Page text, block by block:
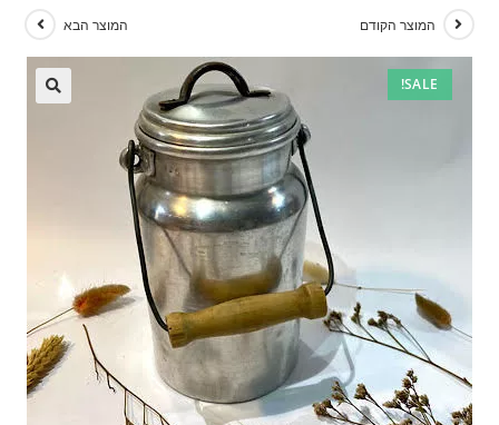
SALE!
המוצר הקודם המוצר הבא